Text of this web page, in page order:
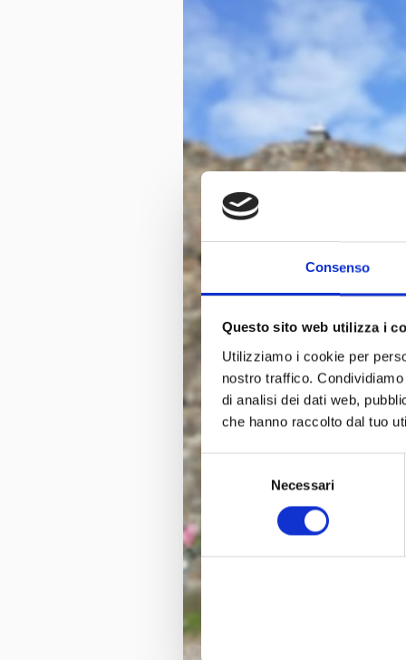
Consenso
Questo sito web utilizza i
Utilizziamo i cookie per
nostro traffico.
di analisi dei dati web,
che hanno raccolto dal tuo
consenso
Necessari